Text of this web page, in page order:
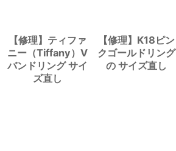
【修理】ティファ
ニー（Tiffany）V
バンドリング サイ
ズ直し
【修理】K18ピン
クゴールドリング
の サイズ直し